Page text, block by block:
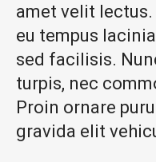
amet velit
eu tempus
sed facilisis.
turpis, nec
Proin ornare
gravida elit